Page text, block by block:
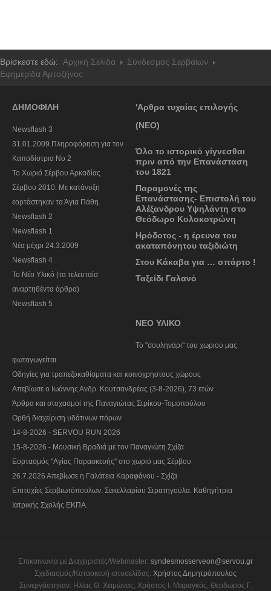
Βρίσκεστε εδώ: Αρχική Σελίδα
Σύνδεσμος Σερβαίων
Εφημερίδα Αρτοζήνος
ΔΗΜΟΦΙΛΗ
Newsflash 3
31.01.2009.Πληροφόρηση για τον
Καποδίστρια Νο 2
To Χωριό Σέρβου Αρκαδίας
Σέρβου 2010. Με κατάνυξη
εορτάστηκαν τα Άγια Πάθη.
Newsflash 2
Newsflash 1
Nέα μέχρι 24.3.2009
Newsflash 4
Το Νέο Υλικό (τα τελευταία
αναρτηθέντα άρθρα)
Newsflash 5
'Αρθρα τυχαίας επιλογής
(ΝΕΟ)
Όλο το ιστορικό γίγνεσθαι
πριν από την Επανάσταση
του 1821
Παραμονές της
Επανάστασης- Επιστολή του
Αλέξανδρου Υψηλάντη στο
Θεόδωρο Κολοκοτρώνη
Ηρόδοτος - η έρευνα του
ακαταπόνητου ταξιδιώτη
Στου Κάκαβα για … σπάρτο !
Ταξείδι Γαλανό
ΝΕΟ ΥΛΙΚΟ
To "σουληνάρι" του χωριού μας
φωταγωγείται.
Οδηγίες για τραπεζοκαθίσματα και κοινόχρηστους χώρους
Απεβίωσε ο Ιωάννης Ανδρ. Κουτσανδρέας (3-8-2026), 73 ετών
Άρθρα και στοχασμοί της Παναγιώτας Στρίκου-Τομοπούλου
Ορθή διαχείριση υδάτινων πόρων
14-8-2026 - SERVOU RUN 2026
15-8-2026 - Μουσική Βραδιά με τον Παναγιώτη Σχίζα
Εορτασμός "Αγίας Παρασκευής" στο χωριό μας Σέρβου
26.7.2026 Απεβίωσε η Γαλάτεια Καραφάνου - Σχίζα
Επιτυχίες Σερβιωτόπουλων. Σακελλαρίου Στρατηγούλα. Καθηγήτρια
Ιατρικής Σχολής ΕΚΠΑ.
Επικοινωνία με Διαχειριστές/Webmaster: syndesmosserveon@servou.gr
Σχεδιασμός/Κατασκευή ιστοσελίδας: Χρήστος Δημητρόπουλος
Συνεργάστηκαν: Ηλίας Θ. Χειμώνας, Χρήστος Ι. Μαραγκός, Θεόδωρος Γ.